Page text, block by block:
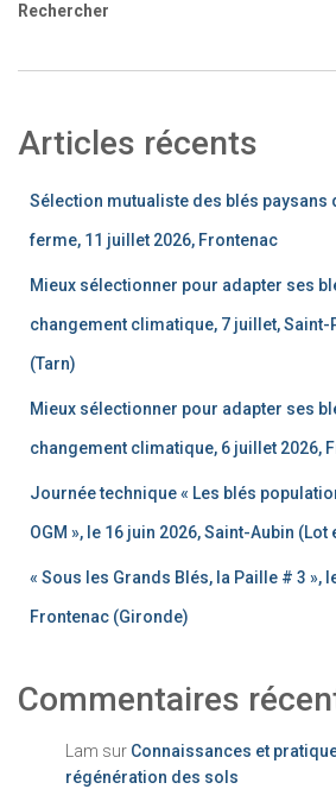
Rechercher
Articles récents
Sélection mutualiste des blés paysans
ferme, 11 juillet 2026, Frontenac
Mieux sélectionner pour adapter ses
changement climatique, 7 juillet,
(Tarn)
Mieux sélectionner pour adapter ses
changement climatique, 6 juillet 2026,
Journée technique « Les blés
OGM », le 16 juin 2026, Saint-Aubin (Lot
« Sous les Grands Blés, la Paille # 3 »,
Frontenac (Gironde)
Commentaires
Lam sur Connaissances et
régénération des sols